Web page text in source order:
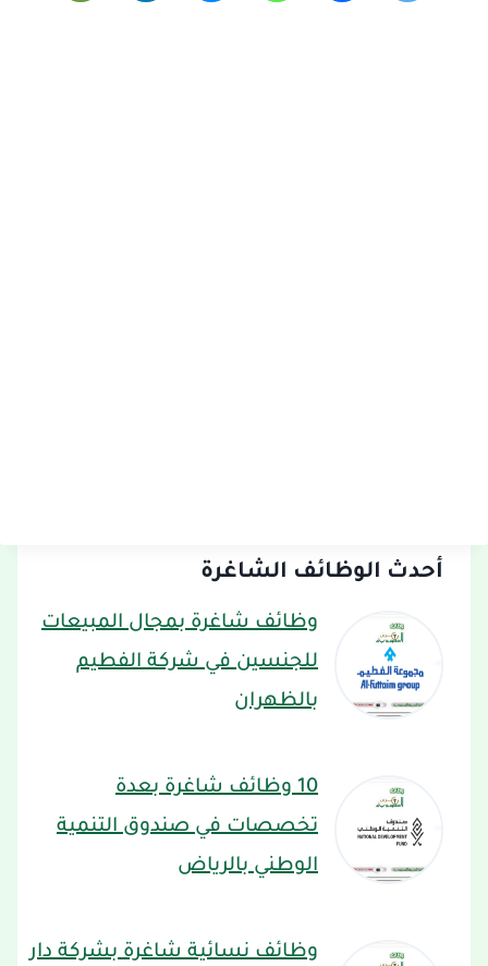
أحدث الوظائف الشاغرة
وظائف شاغرة بمجال المبيعات
للجنسين في شركة الفطيم
بالظهران
10 وظائف شاغرة بعدة
تخصصات في صندوق التنمية
الوطني بالرياض
وظائف نسائية شاغرة بشركة دار